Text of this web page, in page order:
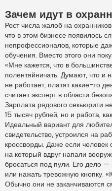
е
Зачем идут в
Рост числа жалоб на
что в этом бизнесе появилось
непрофессионалов, которые
обучения. Вместо этого они
«Мне кажется, что в
полентяйничать. Думают, что и
не работает, платят какие-то
считает эксперт в области
Зарплата рядового секьюрити
15 тысяч рублей, но и работа,
Идеальный вариант для
свидетельство, устроился на
кроссворды. Даже если
на который вдруг напали
бросаться под пули. Его дело
или нажать тревожную кнопку.
Обычно они не заканчиваются